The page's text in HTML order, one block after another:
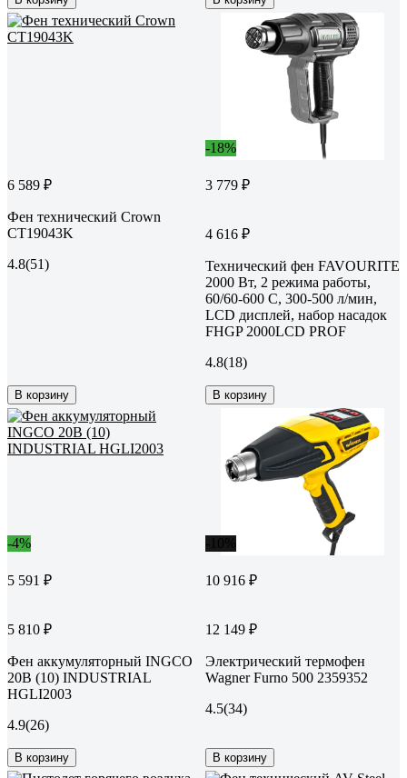
6 589 ₽
Фен технический Crown
CT19043K
4.8(51)
В корзину
-18%
3 779 ₽
4 616 ₽
Технический фен FAVOURITE
2000 Вт, 2 режима работы,
60/60-600 С, 300-500 л/мин,
LCD дисплей, набор насадок
FHGP 2000LCD PROF
4.8(18)
В корзину
-4%
5 591 ₽
5 810 ₽
Фен аккумуляторный INGCO
20В (10) INDUSTRIAL
HGLI2003
4.9(26)
В корзину
10 916 ₽
12 149 ₽
Электрический термофен
Wagner Furno 500 2359352
4.5(34)
В корзину